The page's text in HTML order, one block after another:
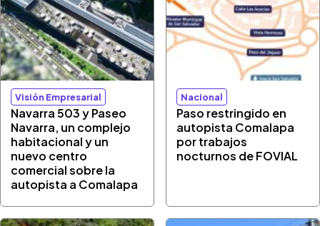
Visión Empresarial
Navarra 503 y Paseo
Navarra, un complejo
habitacional y un
nuevo centro
comercial sobre la
autopista a Comalapa
Nacional
Paso restringido en
autopista Comalapa
por trabajos
nocturnos de FOVIAL